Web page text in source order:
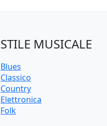
STILE MUSICALE
Blues
Classico
Country
Elettronica
Folk